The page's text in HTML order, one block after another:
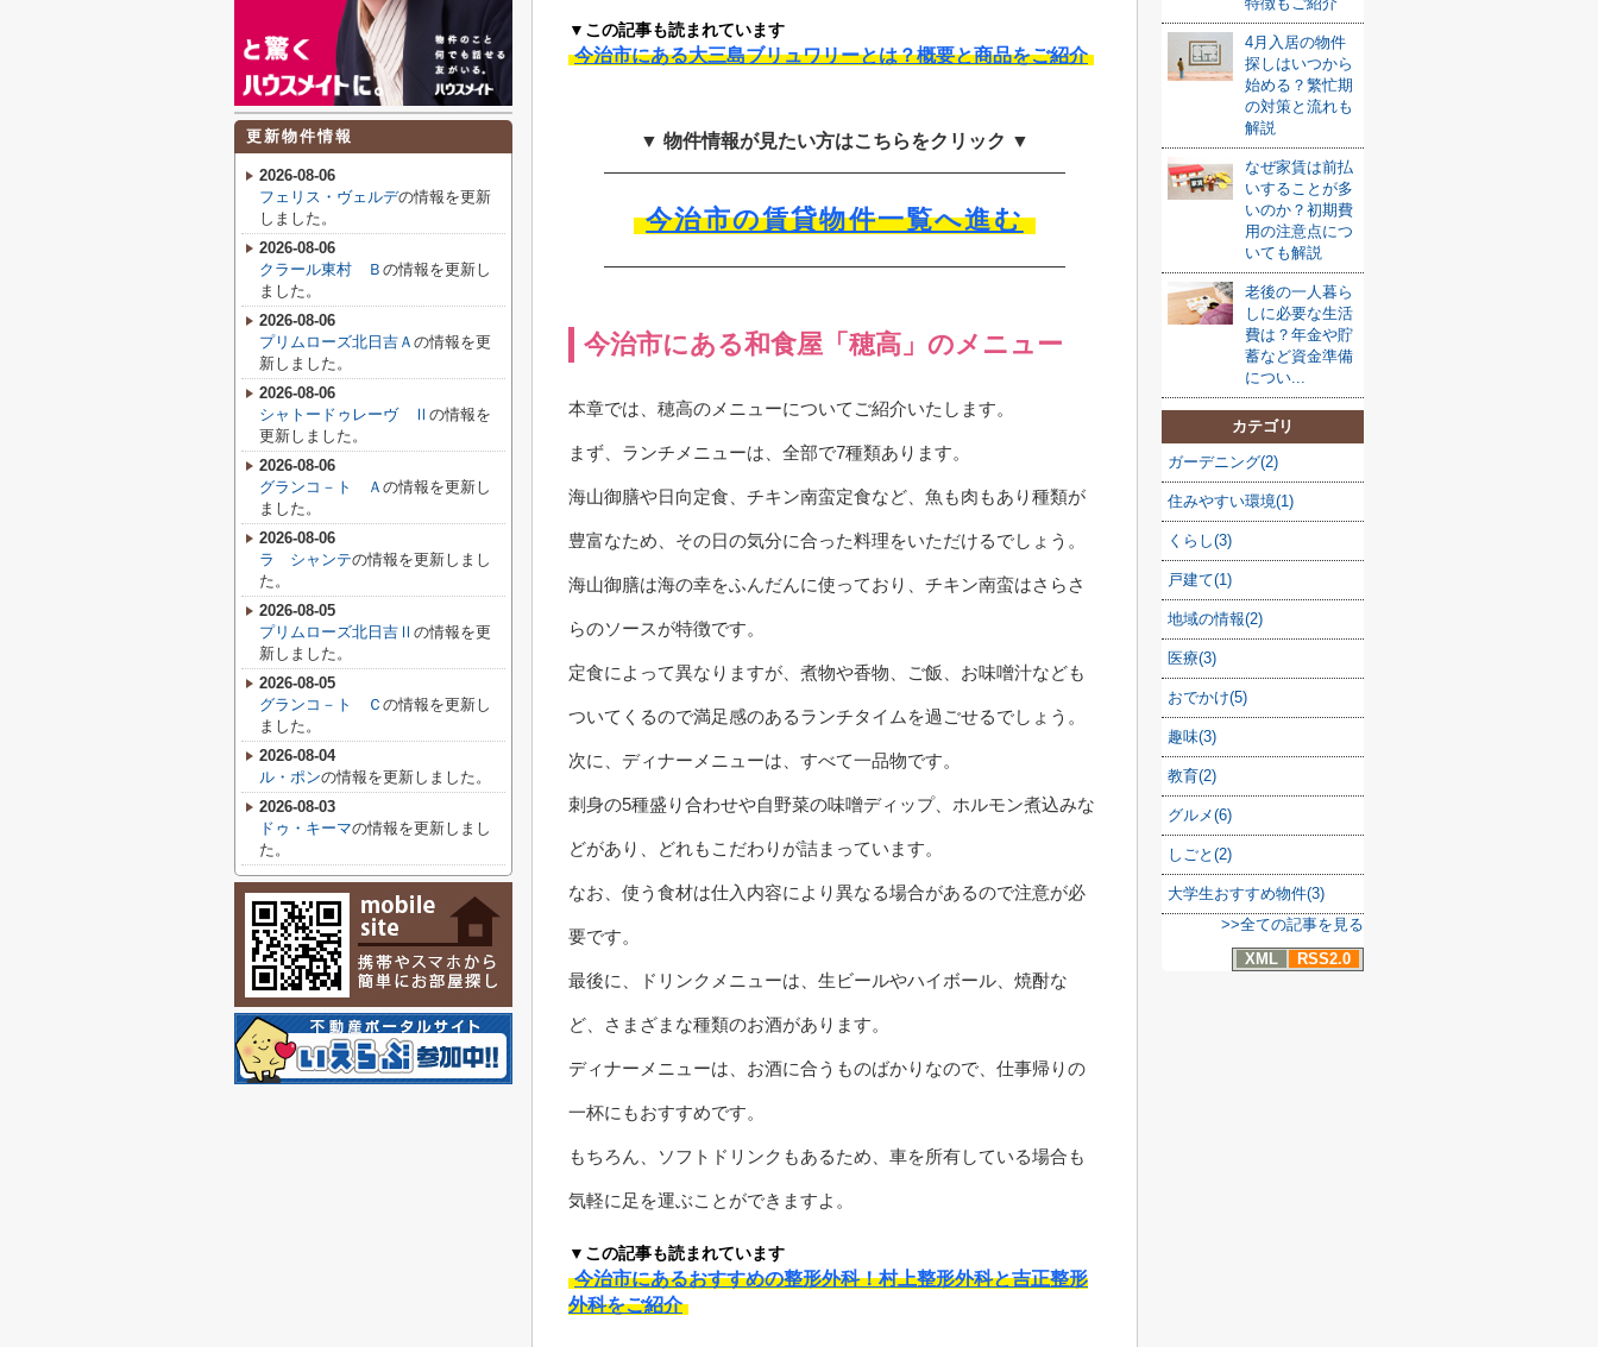
▼この記事も読まれています
今治市にある大三島ブリュワリーとは？概要と商品をご紹介
▼ 物件情報が見たい方はこちらをクリック ▼
今治市の賃貸物件一覧へ進む
今治市にある和食屋「穂高」のメニュー
本章では、穂高のメニューについてご紹介いたします。
まず、ランチメニューは、全部で7種類あります。
海山御膳や日向定食、チキン南蛮定食など、魚も肉もあり種類が
豊富なため、その日の気分に合った料理をいただけるでしょう。
海山御膳は海の幸をふんだんに使っており、チキン南蛮はさらさ
らのソースが特徴です。
定食によって異なりますが、煮物や香物、ご飯、お味噌汁なども
ついてくるので満足感のあるランチタイムを過ごせるでしょう。
次に、ディナーメニューは、すべて一品物です。
刺身の5種盛り合わせや自野菜の味噌ディップ、ホルモン煮込みな
どがあり、どれもこだわりが詰まっています。
なお、使う食材は仕入内容により異なる場合があるので注意が必
要です。
最後に、ドリンクメニューは、生ビールやハイボール、焼酎な
ど、さまざまな種類のお酒があります。
ディナーメニューは、お酒に合うものばかりなので、仕事帰りの
一杯にもおすすめです。
もちろん、ソフトドリンクもあるため、車を所有している場合も
気軽に足を運ぶことができますよ。
▼この記事も読まれています
今治市にあるおすすめの整形外科！村上整形外科と吉正整形
外科をご紹介
4月入居の物件
探しはいつから
始める？繁忙期
の対策と流れも
解説
なぜ家賃は前払
いすることが多
いのか？初期費
用の注意点につ
いても解説
老後の一人暮ら
しに必要な生活
費は？年金や貯
蓄など資金準備
につい...
カテゴリ
ガーデニング(2)
住みやすい環境(1)
くらし(3)
戸建て(1)
地域の情報(2)
医療(3)
おでかけ(5)
趣味(3)
教育(2)
グルメ(6)
しごと(2)
大学生おすすめ物件(3)
>>全ての記事を見る
XML
RSS2.0
更新物件情報
2026-08-06
フェリス・ヴェルデの情報を更新
しました。
2026-08-06
クラール東村 Ｂ の情報を更新し
ました。
2026-08-06
プリムローズ北日吉Ａ の情報を更
新しました。
2026-08-06
シャトードゥレーヴ Ⅱ の情報を
更新しました。
2026-08-06
グランコ－ト Ａ の情報を更新し
ました。
2026-08-06
ラ シャンテの情報を更新しまし
た。
2026-08-05
プリムローズ北日吉Ⅱ の情報を更
新しました。
2026-08-05
グランコ－ト Ｃ の情報を更新し
ました。
2026-08-04
ル・ポンの情報を更新しました。
2026-08-03
ドゥ・キーマの情報を更新しまし
た。